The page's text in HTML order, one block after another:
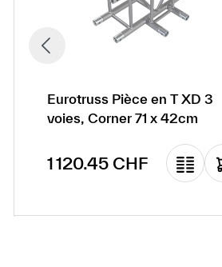
Eurotruss Pièce en T XD 3
voies, Corner 71 x 42cm
Prix régulier :
1 120.45 CHF